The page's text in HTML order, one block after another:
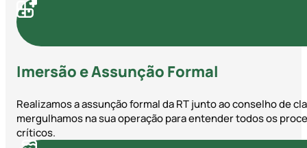
Imersão e Assunção Formal
Realizamos a assunção formal da RT junto ao conselho de
mergulhamos na sua operação para entender todos os
críticos.